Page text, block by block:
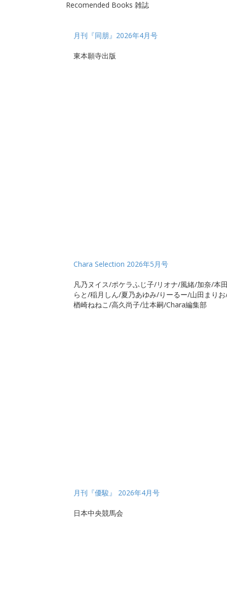
Recomended Books 雑誌
月刊『同朋』2026年4月号
東本願寺出版
Chara Selection 2026年5月号
凡乃ヌイス/ポケラふじ子/リオナ/風緒/加奈/本
らと/稲月しん/夏乃あゆみ/りーるー/山田まり
楢崎ねねこ/高久尚子/辻本嗣/Chara編集部
月刊『優駿』 2026年4月号
日本中央競馬会